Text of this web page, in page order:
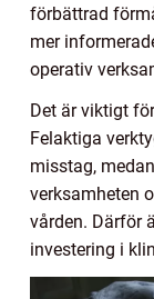
förbättrad
mer
operativ
Det är viktigt
Felaktiga
misstag,
verksamheten
vården. Därför
investering i